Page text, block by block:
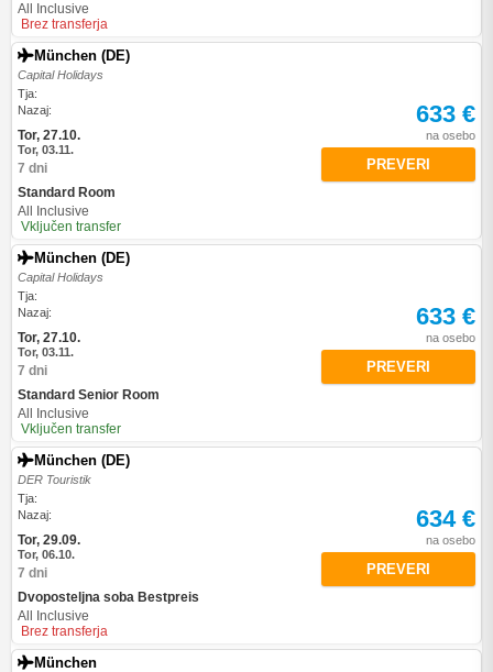
All Inclusive
Brez transferja
München (DE)
Capital Holidays
Tja:
Nazaj:
Tor, 27.10.
Tor, 03.11.
7 dni
Standard Room
All Inclusive
Vključen transfer
633 €
na osebo
PREVERI
München (DE)
Capital Holidays
Tja:
Nazaj:
Tor, 27.10.
Tor, 03.11.
7 dni
Standard Senior Room
All Inclusive
Vključen transfer
633 €
na osebo
PREVERI
München (DE)
DER Touristik
Tja:
Nazaj:
Tor, 29.09.
Tor, 06.10.
7 dni
Dvoposteljna soba Bestpreis
All Inclusive
Brez transferja
634 €
na osebo
PREVERI
München